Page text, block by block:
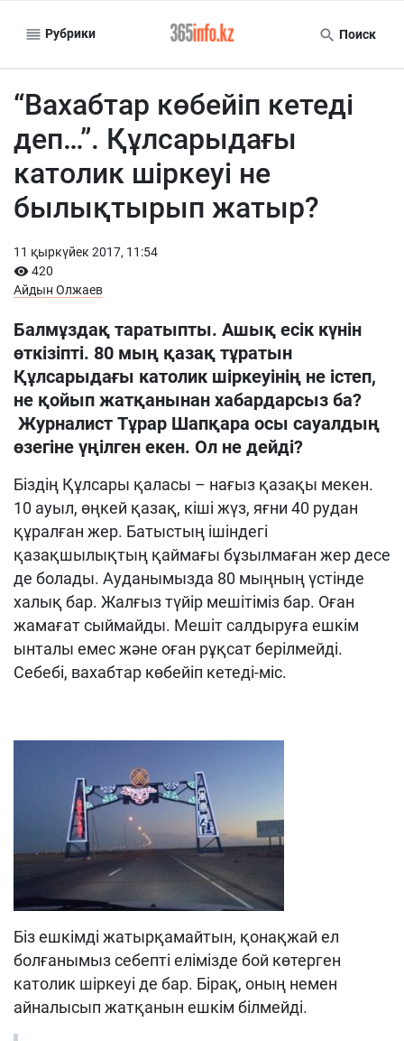
Рубрики Поиск
“Вахабтар көбейіп кетеді
деп…”. Құлсарыдағы
католик шіркеуі не
былықтырып жатыр?
11 қыркүйек 2017, 11:54
420
Айдын Олжаев
Балмұздақ таратыпты. Ашық есік күнін
өткізіпті. 80 мың қазақ тұратын
Құлсарыдағы католик шіркеуінің не істеп,
не қойып жатқанынан хабардарсыз ба?
Журналист Тұрар Шапқара осы сауалдың
өзегіне үңілген екен. Ол не дейді?
Біздің Құлсары қаласы – нағыз қазақы мекен.
10 ауыл, өңкей қазақ, кіші жүз, яғни 40 рудан
құралған жер. Батыстың ішіндегі
қазақшылықтың қаймағы бұзылмаған жер десе
де болады. Ауданымызда 80 мыңның үстінде
халық бар. Жалғыз түйір мешітіміз бар. Оған
жамағат сыймайды. Мешіт салдыруға ешкім
ынталы емес және оған рұқсат берілмейді.
Себебі, вахабтар көбейіп кетеді-міс.
Біз ешкімді жатырқамайтын, қонақжай ел
болғанымыз себепті елімізде бой көтерген
католик шіркеуі де бар. Бірақ, оның немен
айналысып жатқанын ешкім білмейді.